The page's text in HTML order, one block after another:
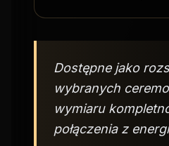
Dostępne jako
wybranych
wymiaru
połączenia z